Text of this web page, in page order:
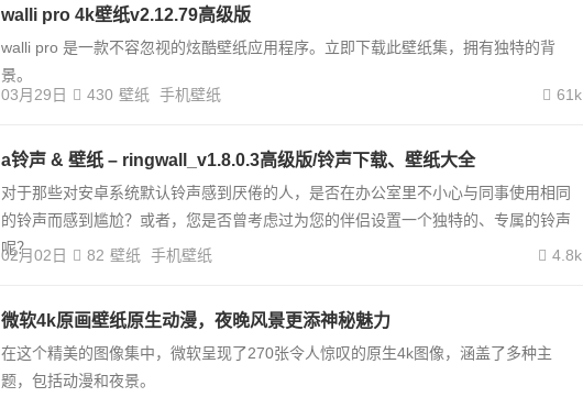
walli pro 4k壁纸v2.12.79高级版
walli pro 是一款不容忽视的炫酷壁纸应用程序。立即下载此壁纸集，拥有独特的背
景。
03月29日
61k
430 壁纸 手机壁纸
a铃声 & 壁纸 – ringwall_v1.8.0.3高级版/铃声下载、壁纸大全
对于那些对安卓系统默认铃声感到厌倦的人，是否在办公室里不小心与同事使用相同
的铃声而感到尴尬？或者，您是否曾考虑过为您的伴侣设置一个独特的、专属的铃声
呢？
02月02日 4.8k
82 壁纸 手机壁纸
微软4k原画壁纸原生动漫，夜晚风景更添神秘魅力
在这个精美的图像集中，微软呈现了270张令人惊叹的原生4k图像，涵盖了多种主
题，包括动漫和夜景。